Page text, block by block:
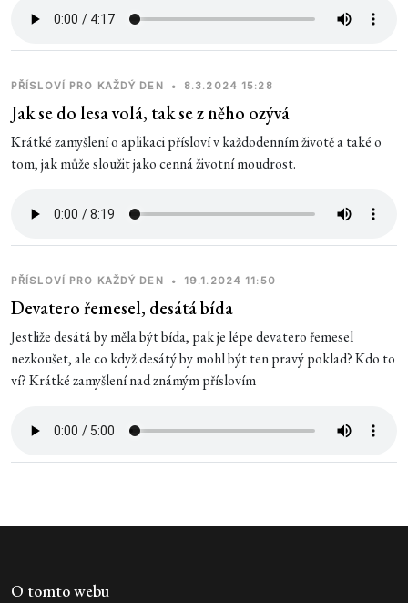
PŘÍSLOVÍ PRO KAŽDÝ DEN • 8.3.2024 15:28
Jak se do lesa volá, tak se z něho ozývá
Krátké zamyšlení o aplikaci přísloví v každodenním životě a také o
tom, jak může sloužit jako cenná životní moudrost.
PŘÍSLOVÍ PRO KAŽDÝ DEN • 19.1.2024 11:50
Devatero řemesel, desátá bída
Jestliže desátá by měla být bída, pak je lépe devatero řemesel
nezkoušet, ale co když desátý by mohl být ten pravý poklad? Kdo to
ví? Krátké zamyšlení nad známým příslovím
O tomto webu